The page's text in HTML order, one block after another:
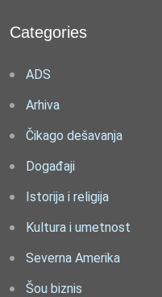
Categories
ADS
Arhiva
Čikago dešavanja
Događaji
Istorija i religija
Kultura i umetnost
Severna Amerika
Šou biznis